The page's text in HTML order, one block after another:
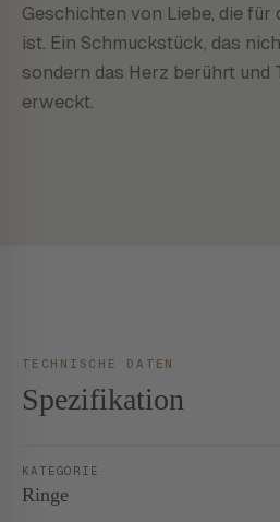
Geschichten von Liebe, die
ist. Ein Schmuckstück, das
sondern das Herz berührt und
erweckt.
TECHNISCHE DATEN
Spezifikation
KATEGORIE
Ringe